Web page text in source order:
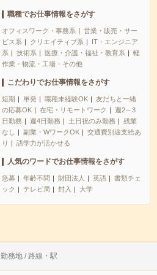
職種でお仕事情報をさがす
オフィスワーク・事務系
営業・販売・サー
ビス系
クリエイティブ系
IT・エンジニア
系
技術系 医療・介護・福祉・教育系
軽
作業・物流・工場・その他
こだわりでお仕事情報をさがす
短期 単発 職種未経験OK
友だちと一緒
の応募OK
在宅・リモートワーク
週2～3
日勤務
週4日勤務 土日祝のみ勤務
残業
なし
副業・WワークOK
交通費別途支給あ
り
語学力が活かせる
人気のワードでお仕事情報をさがす
急募 年齢不問 財団法人 英語
書類チェ
ック
テレビ局 封入 大学
勤務地 / 路線・駅